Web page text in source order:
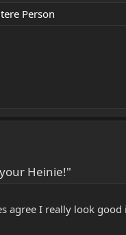
Person
Heinie!"
agree I really look good